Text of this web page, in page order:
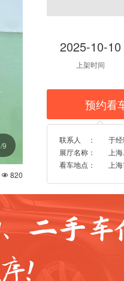
/9
 820
2025-10-10
上架时间
预约看

联系人 ： 于
展厅名称：
上
看车地点：
上